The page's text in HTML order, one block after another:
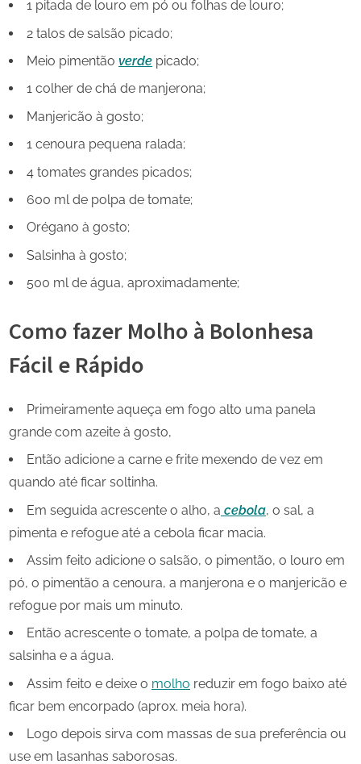
1 pitada de louro em pó ou folhas de louro;
2 talos de salsão picado;
Meio pimentão verde picado;
1 colher de chá de manjerona;
Manjericão à gosto;
1 cenoura pequena ralada;
4 tomates grandes picados;
600 ml de polpa de tomate;
Orégano à gosto;
Salsinha à gosto;
500 ml de água, aproximadamente;
Como fazer Molho à Bolonhesa
Fácil e Rápido
Primeiramente aqueça em fogo alto uma panela
grande com azeite à gosto,
Então adicione a carne e frite mexendo de vez em
quando até ficar soltinha.
Em seguida acrescente o alho, a cebola, o sal, a
pimenta e refogue até a cebola ficar macia.
Assim feito adicione o salsão, o pimentão, o louro em
pó, o pimentão a cenoura, a manjerona e o manjericão e
refogue por mais um minuto.
Então acrescente o tomate, a polpa de tomate, a
salsinha e a água.
Assim feito e deixe o molho reduzir em fogo baixo até
ficar bem encorpado (aprox. meia hora).
Logo depois sirva com massas de sua preferência ou
use em lasanhas saborosas.